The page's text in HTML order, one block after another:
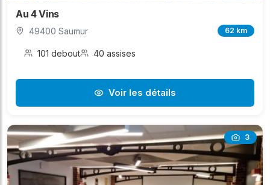
Au 4 Vins
49400 Saumur 62 km
101 debout 40 assises
Voir les détails
3